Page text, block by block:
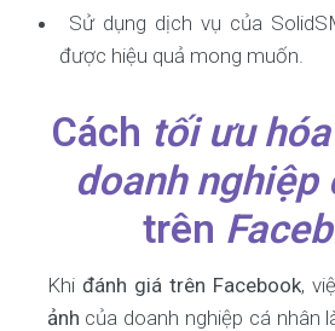
Sử dụng dịch vụ của
được hiệu quả mong muốn.
Cách tối ưu
doanh nghiệp
trên
Khi đánh giá trên Facebook,
ảnh của doanh nghiệp cá nhân